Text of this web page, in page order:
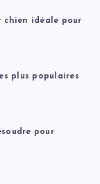
chien idéale pour
plus populaires
pour